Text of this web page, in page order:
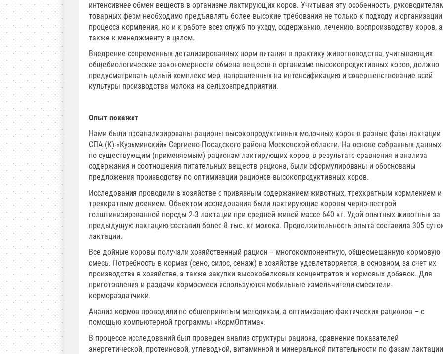
интенсивнее обмен веществ в организме лактирующих коров. Учитывая эту особенность,
товарных ферм необходимо предъявлять более высокие требования не только к подходу и организации
процесса кормления, но и к работе всех служб по уходу, содержанию, лечению, воспроизводству коров, а
также к менеджменту в целом.
Внедрение современных детализированных норм питания в практику животноводства, учитывающих
общебиологические закономерности обмена веществ в организме высокопродуктивных коров, должно
предусматривать целый комплекс мер, направленных на интенсификацию и совершенствование всей
культуры производства молока на сельхозпредприятии.
Опыт покажет
Нами были проанализированы рационы высокопродуктивных молочных коров в разные фазы лактации
СПА (К) «Кузьминский» Сергиево-Посадского района Московской области. На основе собранных данных
по существующим (применяемым) рационам лактирующих коров, в результате сравнения и анализа
содержания и соотношения питательных веществ рациона, были сформулированы и обоснованы
предложения производству по оптимизации рационов высокопродуктивных коров.
Исследования проводили в хозяйстве с привязным содержанием животных, трехкратным кормлением и
трехкратным доением. Объектом исследования были лактирующие коровы черно-пестрой
голштинизированной породы 2-3 лактации при средней живой массе 640 кг. Удой опытных животных за
предыдущую лактацию составил более 8 тыс. кг молока. Продолжительность опыта составила 305
лактации.
Все дойные коровы получали хозяйственный рацион – многокомпонентную, общесмешанную кормовую
смесь. Потребность в кормах (сено, силос, сенаж) в хозяйстве удовлетворяется, в основном, за счет их
производства в хозяйстве, а также закупки высокобелковых концентратов и кормовых добавок. Для
приготовления и раздачи кормосмеси используются мобильные измельчители-смесители-
кормораздатчики.
Анализ кормов проводили по общепринятым методикам, а оптимизацию фактических рационов – с
помощью компьютерной программы «КормОптима».
В процессе исследований был проведен анализ структуры рациона, сравнение показателей
энергетической, протеиновой, углеводной, витаминной и минеральной питательности по фазам лактации